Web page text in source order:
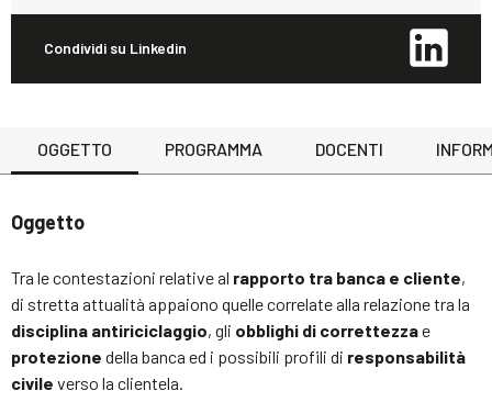
Condividi su Linkedin
OGGETTO PROGRAMMA DOCENTI
Oggetto
Tra le contestazioni relative al rapporto tra banca e cliente,
di stretta attualità appaiono quelle correlate alla relazione tra la
disciplina antiriciclaggio, gli obblighi di correttezzae
protezione della banca ed i possibili profili di responsabilità
civile verso la clientela.